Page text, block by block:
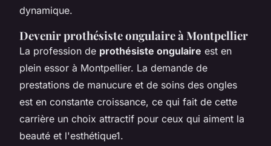
dynamique.
Devenir prothésiste ongulaire à Montpellier
La profession de prothésiste ongulaire est en
plein essor à Montpellier. La demande de
prestations de manucure et de soins des ongles
est en constante croissance, ce qui fait de cette
carrière un choix attractif pour ceux qui aiment la
beauté et l'esthétique1.